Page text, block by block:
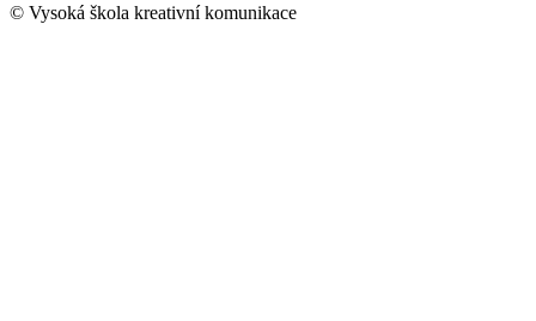
© Vysoká škola kreativní komunikace